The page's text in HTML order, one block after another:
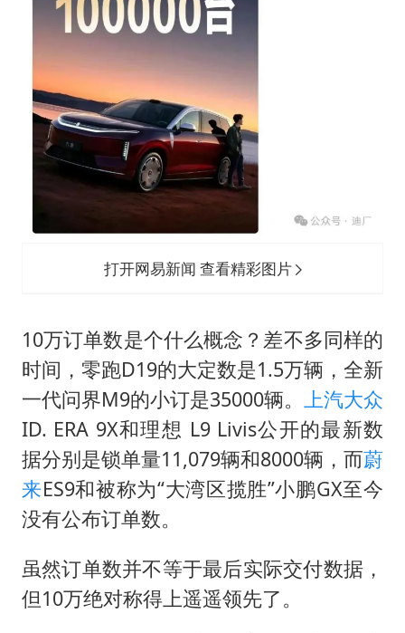
打开网易新闻 查看精彩图片
10万订单数是个什么概念？差不多同样的
时间，零跑D19的大定数是1.5万辆，全新
一代问界M9的小订是35000辆。上汽大众
ID. ERA 9X和理想 L9 Livis公开的最新数
据分别是锁单量11,079辆和8000辆，而蔚
来ES9和被称为“大湾区揽胜”小鹏GX至今
没有公布订单数。
虽然订单数并不等于最后实际交付数据，
但10万绝对称得上遥遥领先了。